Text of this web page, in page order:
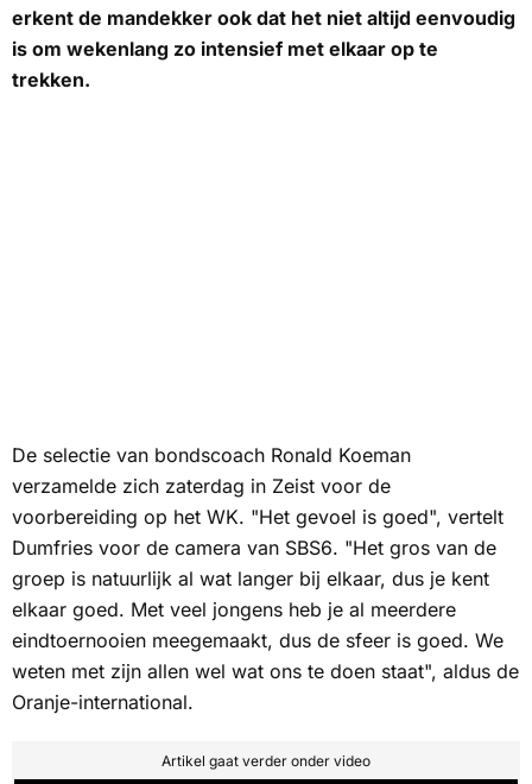
erkent de mandekker ook dat het niet altijd eenvoudig
is om wekenlang zo intensief met elkaar op te
trekken.
De selectie van bondscoach Ronald Koeman
verzamelde zich zaterdag in Zeist voor de
voorbereiding op het WK. "Het gevoel is goed", vertelt
Dumfries voor de camera van SBS6. "Het gros van de
groep is natuurlijk al wat langer bij elkaar, dus je kent
elkaar goed. Met veel jongens heb je al meerdere
eindtoernooien meegemaakt, dus de sfeer is goed. We
weten met zijn allen wel wat ons te doen staat", aldus de
Oranje-international.
Artikel gaat verder onder video